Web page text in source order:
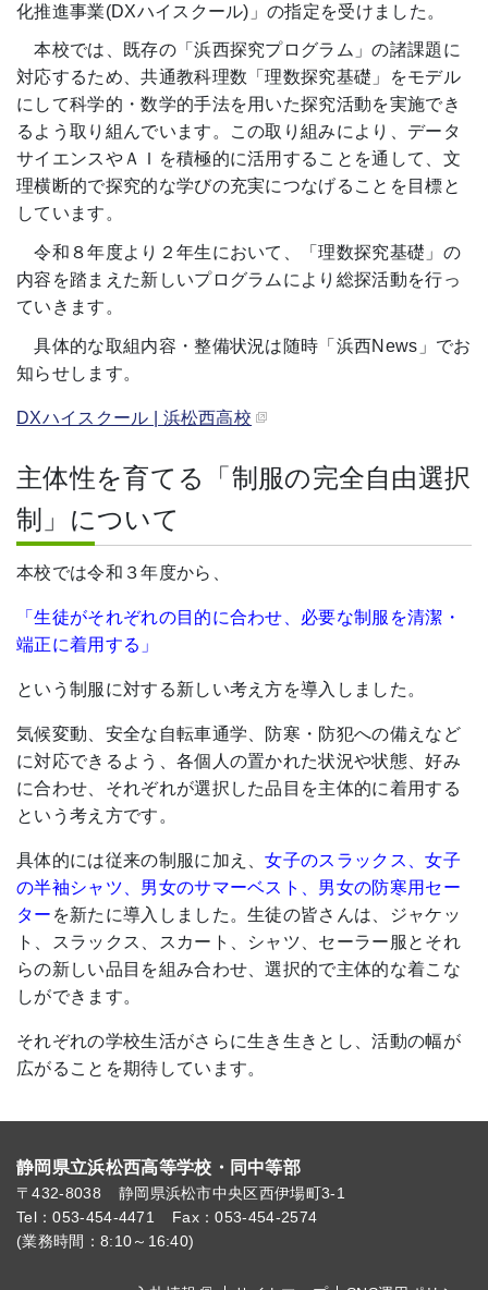
化推進事業(DXハイスクール)」の指定を受けました。
本校では、既存の「浜西探究プログラム」の諸課題に
対応するため、共通教科理数「理数探究基礎」をモデル
にして科学的・数学的手法を用いた探究活動を実施でき
るよう取り組んでいます。この取り組みにより、データ
サイエンスやＡＩを積極的に活用することを通して、文
理横断的で探究的な学びの充実につなげることを目標と
しています。
令和８年度より２年生において、「理数探究基礎」の
内容を踏まえた新しいプログラムにより総探活動を行っ
ていきます。
具体的な取組内容・整備状況は随時「浜西News」でお
知らせします。
DXハイスクール | 浜松西高校
主体性を育てる「制服の完全自由選択
制」について
本校では令和３年度から、
「生徒がそれぞれの目的に合わせ、必要な制服を清潔・
端正に着用する」
という制服に対する新しい考え方を導入しました。
気候変動、安全な自転車通学、防寒・防犯への備えなど
に対応できるよう、各個人の置かれた状況や状態、好み
に合わせ、それぞれが選択した品目を主体的に着用する
という考え方です。
具体的には従来の制服に加え、女子のスラックス、女子
の半袖シャツ、男女のサマーベスト、男女の防寒用セー
ター を新たに導入しました。生徒の皆さんは、ジャケッ
ト、スラックス、スカート、シャツ、セーラー服とそれ
らの新しい品目を組み合わせ、選択的で主体的な着こな
しができます。
それぞれの学校生活がさらに生き生きとし、活動の幅が
広がることを期待しています。
静岡県立浜松西高等学校・同中等部
〒432-8038
静岡県浜松市中央区西伊場町3-1
Tel：053-454-4471
Fax：053-454-2574
(業務時間：8:10～16:40)